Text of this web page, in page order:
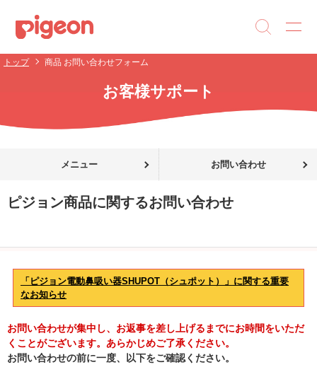
トップ 商品 お問い合わせフォーム
お客様サポート
メニュー お問い合わせ
ピジョン商品に関するお問い合わせ
「ピジョン電動鼻吸い器SHUPOT（シュポット）」に関する重要
なお知らせ
お問い合わせが集中し、お返事を差し上げるまでにお時間をいただ
くことがございます。あらかじめご了承ください。
お問い合わせの前に一度、以下をご確認ください。